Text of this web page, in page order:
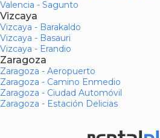
Valencia - Sagunto
Vizcaya
Vizcaya - Barakaldo
Vizcaya - Basauri
Vizcaya - Erandio
Zaragoza
Zaragoza - Aeropuerto
Zaragoza - Camino Enmedio
Zaragoza - Ciudad Automóvil
Zaragoza - Estación Delicias